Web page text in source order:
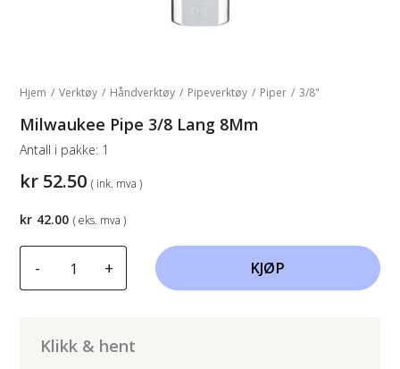
Hjem / Verktøy / Håndverktøy / Pipeverktøy / Piper / 3/8"
Milwaukee Pipe 3/8 Lang 8Mm
kr 52.50 ( ink. mva )
Antall i pakke: 1
-
8Mm
+ KJØP
Klikk & hent
kr 42.00 ( eks. mva )